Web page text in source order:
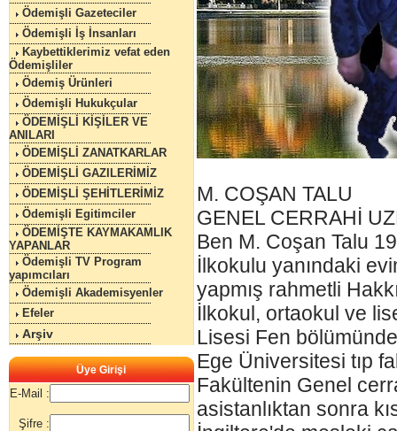
Ödemişli Gazeteciler
Ödemişli İş İnsanları
Kaybettiklerimiz vefat eden
Ödemişliler
Ödemiş Ürünleri
Ödemişli Hukukçular
ÖDEMİŞLİ KİŞİLER VE
ANILARI
ÖDEMİŞLİ ZANATKARLAR
ÖDEMİŞLİ GAZILERİMİZ
ÖDEMİŞLİ ŞEHİTLERİMİZ
Ödemişli Egitimciler
ÖDEMİŞTE KAYMAKAMLIK
YAPANLAR
Ödemişli TV Program
yapımcıları
Ödemişli Akademisyenler
Efeler
Arşiv
Üye Girişi
E-Mail :
Şifre :
M. COŞAN TALU
GENEL CERRAHİ
Ben M. Coşan Talu
İlkokulu yanındaki
yapmış rahmetli
İlkokul, ortaokul ve
Lisesi Fen
Ege Üniversitesi tıp
Fakültenin Genel
asistanlıktan sonra